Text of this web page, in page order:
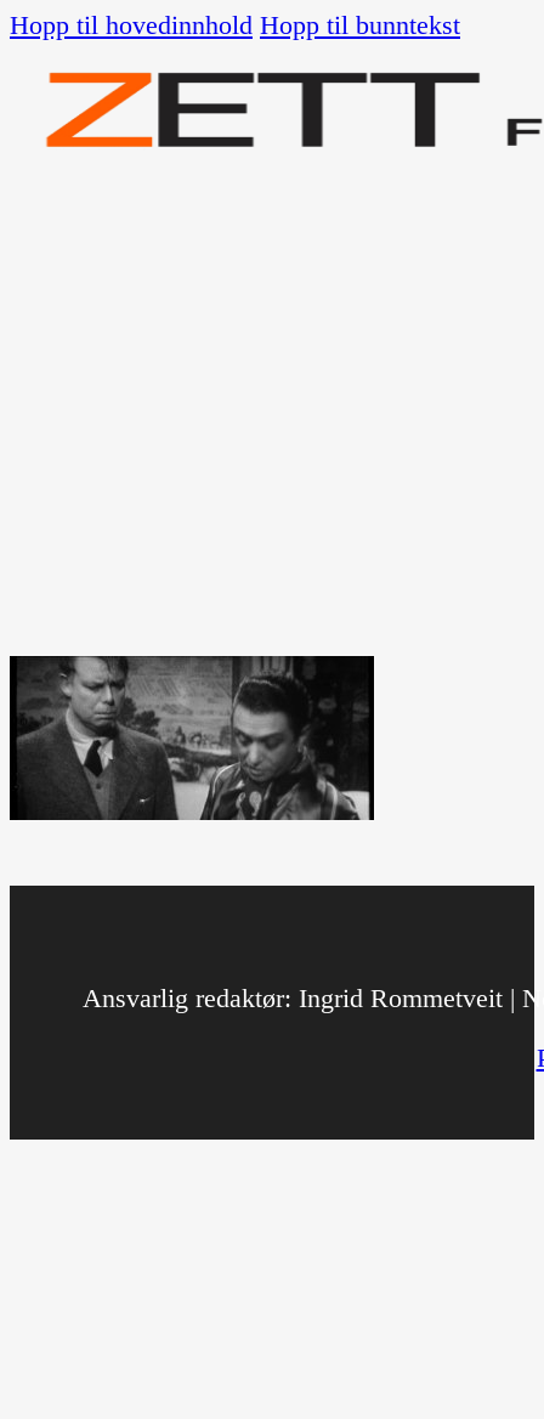
Hopp til hovedinnhold Hopp til bunntekst
Ansvarlig redaktør: Ingrid Rommetveit |